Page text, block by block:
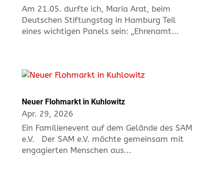
Am 21.05. durfte ich, Maria Arat, beim
Deutschen Stiftungstag in Hamburg Teil
eines wichtigen Panels sein: „Ehrenamt...
Neuer Flohmarkt in Kuhlowitz
Apr. 29, 2026
Ein Familienevent auf dem Gelände des SAM
e.V. Der SAM e.V. möchte gemeinsam mit
engagierten Menschen aus...